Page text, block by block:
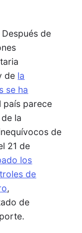
de
de la
se ha
país parece
la
de
21 de
los
de
,
de